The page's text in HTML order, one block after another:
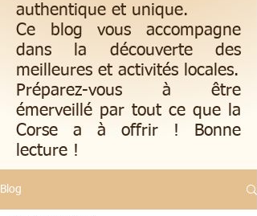
authentique et unique.
Ce blog vous accompagne
dans la découverte des
meilleures et activités locales.
Préparez-vous à être
émerveillé par tout ce que la
Corse a à offrir ! Bonne
lecture !
Blog